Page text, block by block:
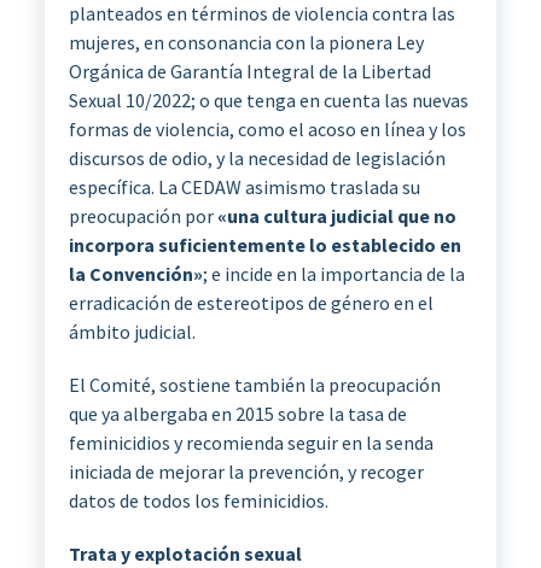
planteados en términos de violencia contra las
mujeres, en consonancia con la pionera Ley
Orgánica de Garantía Integral de la Libertad
Sexual 10/2022; o que tenga en cuenta las nuevas
formas de violencia, como el acoso en línea y los
discursos de odio, y la necesidad de legislación
específica. La CEDAW asimismo traslada su
preocupación por «una cultura judicial que no
incorpora suficientemente lo establecido en
la Convención»; e incide en la importancia de la
erradicación de estereotipos de género en el
ámbito judicial.
El Comité, sostiene también la preocupación
que ya albergaba en 2015 sobre la tasa de
feminicidios y recomienda seguir en la senda
iniciada de mejorar la prevención, y recoger
datos de todos los feminicidios.
Trata y explotación sexual